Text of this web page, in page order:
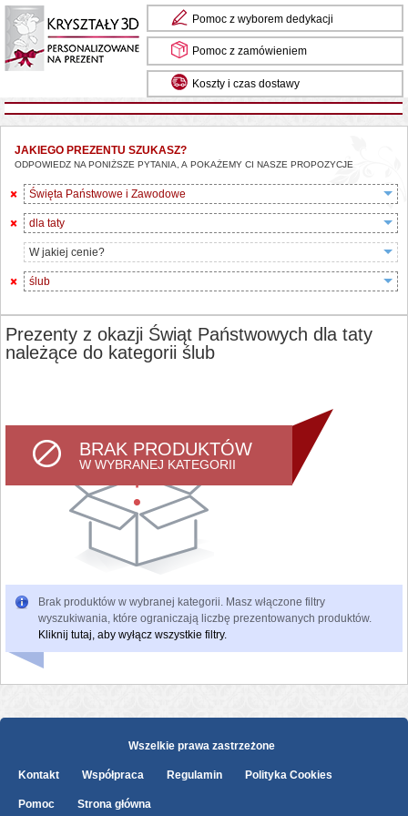
Pomoc z wyborem dedykacji
Pomoc z zamówieniem
Koszty i czas dostawy
JAKIEGO PREZENTU SZUKASZ?
ODPOWIEDZ NA PONIŻSZE PYTANIA, A POKAŻEMY CI NASZE PROPOZYCJE
Święta Państwowe i Zawodowe
dla taty
W jakiej cenie?
ślub
Prezenty z okazji Świąt Państwowych dla taty
należące do kategorii ślub
BRAK PRODUKTÓW
W WYBRANEJ KATEGORII
Brak produktów w wybranej kategorii. Masz włączone filtry
wyszukiwania, które ograniczają liczbę prezentowanych produktów.
Kliknij tutaj, aby wyłącz wszystkie filtry.
Wszelkie prawa zastrzeżone
Kontakt Współpraca Regulamin Polityka Cookies
Pomoc Strona główna